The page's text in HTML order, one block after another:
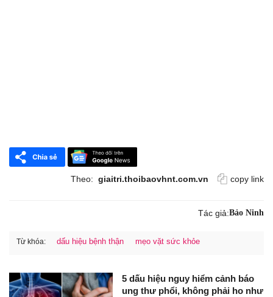
Theo: giaitri.thoibaovhnt.com.vn copy link
Tác giả:Bảo Ninh
Từ khóa: dấu hiệu bệnh thận mẹo vặt sức khỏe
5 dấu hiệu nguy hiểm cảnh báo
ung thư phổi, không phải ho như